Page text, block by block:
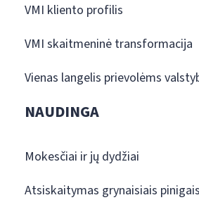
VMI kliento profilis
VMI skaitmeninė transformacija
Vienas langelis prievolėms
NAUDINGA
Mokesčiai ir jų dydžiai
Atsiskaitymas grynaisiais pinigais